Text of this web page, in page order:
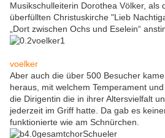
Musikschulleiterin Dorothea Völker, als
überfüllten Christuskirche "Lieb
„Dort zwischen Ochs und Eselein“
voelker
Aber auch die über 500 Besucher
heraus, mit welchem Temperament
die Dirigentin die in ihrer Altersvielfalt
jederzeit im Griff hatte. Da gab es
funktionierte wie am Schnürchen.